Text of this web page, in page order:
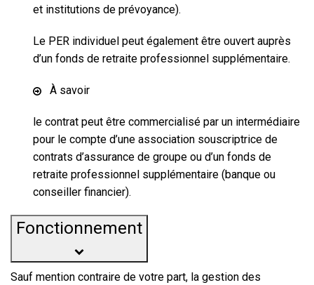
et institutions de prévoyance).
Le PER individuel peut également être ouvert auprès
d’un fonds de retraite professionnel supplémentaire.
À savoir
le contrat peut être commercialisé par un intermédiaire
pour le compte d’une association souscriptrice de
contrats d’assurance de groupe ou d’un fonds de
retraite professionnel supplémentaire (banque ou
conseiller financier).
Fonctionnement
Sauf mention contraire de votre part, la gestion des